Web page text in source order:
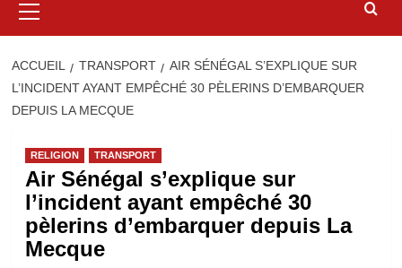
principal
ACCUEIL TRANSPORT
AIR SÉNÉGAL S’EXPLIQUE SUR
L’INCIDENT AYANT EMPÊCHÉ 30 PÈLERINS D’EMBARQUER
DEPUIS LA MECQUE
RELIGION TRANSPORT
Air Sénégal s’explique sur
l’incident ayant empêché 30
pèlerins d’embarquer depuis La
Mecque